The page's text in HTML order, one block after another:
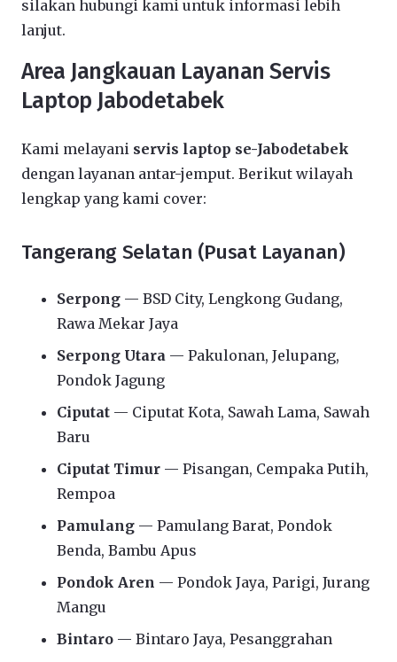
silakan hubungi kami untuk informasi lebih
lanjut.
Area Jangkauan Layanan Servis
Laptop Jabodetabek
Kami melayani servis laptop se-Jabodetabek
dengan layanan antar-jemput. Berikut wilayah
lengkap yang kami cover:
Tangerang Selatan (Pusat Layanan)
Serpong — BSD City, Lengkong Gudang,
Rawa Mekar Jaya
Serpong Utara — Pakulonan, Jelupang,
Pondok Jagung
Ciputat — Ciputat Kota, Sawah Lama, Sawah
Baru
Ciputat Timur — Pisangan, Cempaka Putih,
Rempoa
Pamulang — Pamulang Barat, Pondok
Benda, Bambu Apus
Pondok Aren — Pondok Jaya, Parigi, Jurang
Mangu
Bintaro — Bintaro Jaya, Pesanggrahan